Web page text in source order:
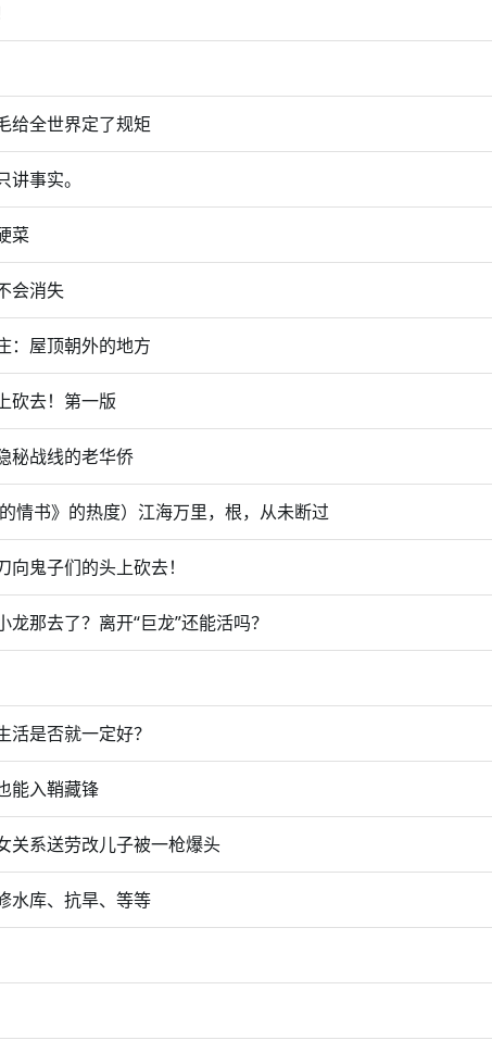
给全世界定了规矩
讲事实。
菜
会消失
：屋顶朝外的地方
砍去！第一版
秘战线的老华侨
情书》的热度）江海万里，根，从未断过
鬼子们的头上砍去！
龙那去了？离开“巨龙”还能活吗？
活是否就一定好？
能入鞘藏锋
关系送劳改儿子被一枪爆头
水库、抗旱、等等